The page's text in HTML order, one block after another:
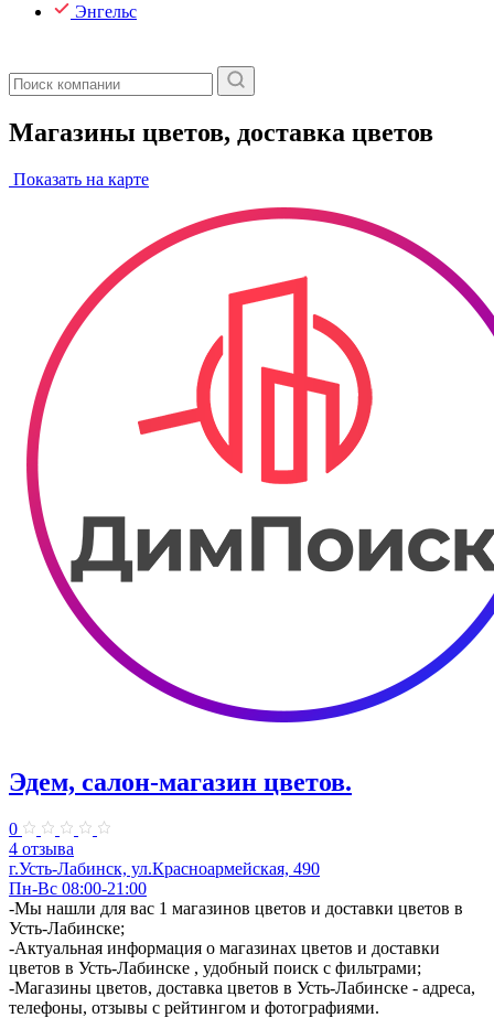
Энгельс
Магазины цветов, доставка цветов
Показать на карте
Эдем, салон-магазин цветов.
0
4 отзыва
г.Усть-Лабинск, ул.Красноармейская, 490
Пн-Вс 08:00-21:00
-Мы нашли для вас 1 магазинов цветов и доставки цветов в
Усть-Лабинске;
-Актуальная информация о магазинах цветов и доставки
цветов в Усть-Лабинске , удобный поиск с фильтрами;
-Магазины цветов, доставка цветов в Усть-Лабинске - адреса,
телефоны, отзывы с рейтингом и фотографиями.